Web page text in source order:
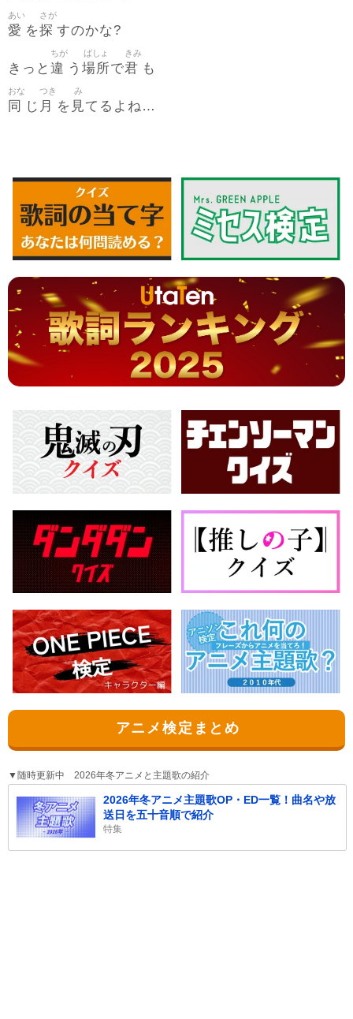
愛
あい
を探
さが
すのかな?
きっと 違
ちが
う 場所
ばしょ
で君
きみ
も
同
おな
じ 月
つき
を 見
み
てるよね…
アニメ検定まとめ
▼随時更新中 2026年冬アニメと主題歌の紹介
2026年冬アニメ主題歌OP・ED一覧！曲名や放
送日を五十音順で紹介
特集